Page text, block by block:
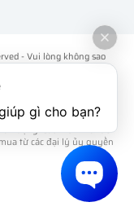
- Vui lòng không sao
chính hãng -
chính hãng tại Việt Nam.
lượng. Cách tốt nhất để
từ các đại lý ủy quyền
gì cho bạn?